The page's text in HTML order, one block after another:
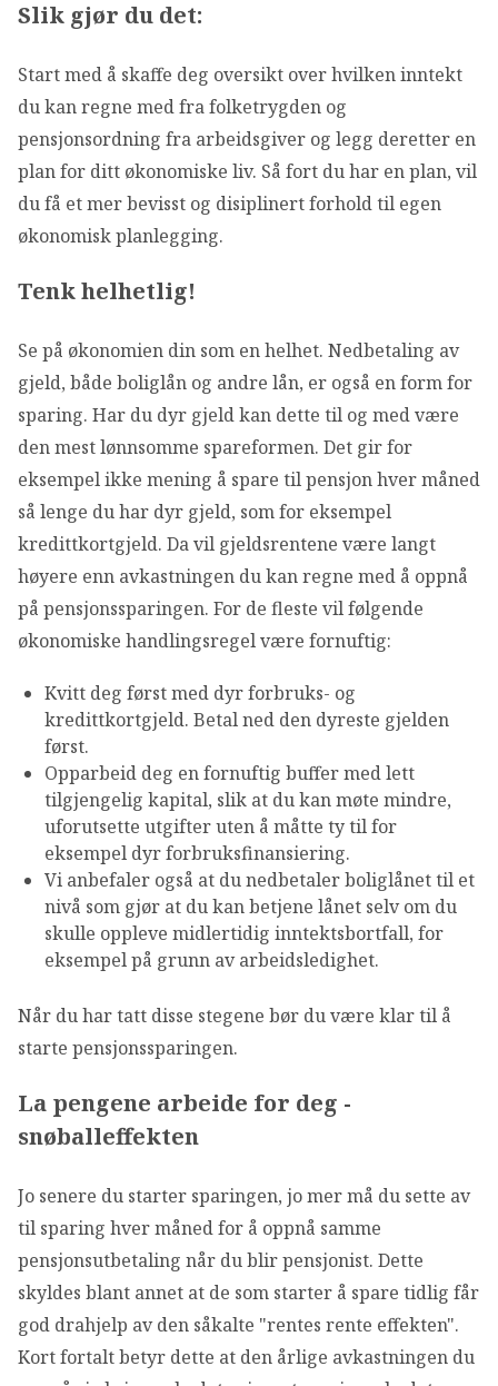
Slik gjør du det:
Start med å skaffe deg oversikt over hvilken inntekt
du kan regne med fra folketrygden og
pensjonsordning fra arbeidsgiver og legg deretter en
plan for ditt økonomiske liv. Så fort du har en plan, vil
du få et mer bevisst og disiplinert forhold til egen
økonomisk planlegging.
Tenk helhetlig!
Se på økonomien din som en helhet. Nedbetaling av
gjeld, både boliglån og andre lån, er også en form for
sparing. Har du dyr gjeld kan dette til og med være
den mest lønnsomme spareformen. Det gir for
eksempel ikke mening å spare til pensjon hver måned
så lenge du har dyr gjeld, som for eksempel
kredittkortgjeld. Da vil gjeldsrentene være langt
høyere enn avkastningen du kan regne med å oppnå
på pensjonssparingen. For de fleste vil følgende
økonomiske handlingsregel være fornuftig:
Kvitt deg først med dyr forbruks- og
kredittkortgjeld. Betal ned den dyreste gjelden
først.
Opparbeid deg en fornuftig buffer med lett
tilgjengelig kapital, slik at du kan møte mindre,
uforutsette utgifter uten å måtte ty til for
eksempel dyr forbruksfinansiering.
Vi anbefaler også at du nedbetaler boliglånet til et
nivå som gjør at du kan betjene lånet selv om du
skulle oppleve midlertidig inntektsbortfall, for
eksempel på grunn av arbeidsledighet.
Når du har tatt disse stegene bør du være klar til å
starte pensjonssparingen.
La pengene arbeide for deg -
snøballeffekten
Jo senere du starter sparingen, jo mer må du sette av
til sparing hver måned for å oppnå samme
pensjonsutbetaling når du blir pensjonist. Dette
skyldes blant annet at de som starter å spare tidlig får
god drahjelp av den såkalte "rentes rente effekten".
Kort fortalt betyr dette at den årlige avkastningen du